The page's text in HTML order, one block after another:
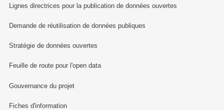
Lignes directrices pour la publication de données ouvertes
Demande de réutilisation de données publiques
Stratégie de données ouvertes
Feuille de route pour l'open data
Gouvernance du projet
Fiches d'information